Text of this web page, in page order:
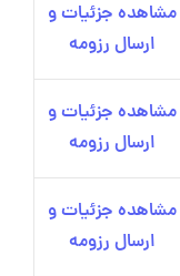
مشاهده جزئیات و
ارسال رزومه
مشاهده جزئیات و
ارسال رزومه
مشاهده جزئیات و
ارسال رزومه